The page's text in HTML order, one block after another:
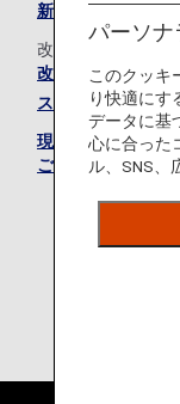
新旧対照表
改定後の規約全文
改定後のANAマイ
ス ご利用上の規約
現在のANAマイレ
ご利用上の規約は
パーソナ
このクッキ
り快適にす
データに基
心に合った
ル、SNS、